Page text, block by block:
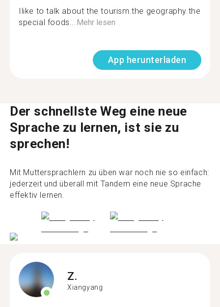
Ilike to talk about the tourism.the geography.the
special foods... Mehr lesen
App herunterladen
Der schnellste Weg eine neue
Sprache zu lernen, ist sie zu
sprechen!
Mit Muttersprachlern zu üben war noch nie so einfach:
jederzeit und überall mit Tandem eine neue Sprache
effektiv lernen.
Z.
Xiangyang